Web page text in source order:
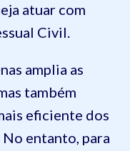
atuar com
Civil.
amplia as
também
eficiente dos
entanto, para